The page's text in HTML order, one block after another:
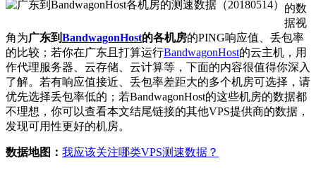
的数
据视
角为广东到BandwagonHost的各机房的PING响应值、丢包率
的比较；若你在广东且打算运行BandwagonHost的云主机，用
作代理服务器、云存储、云计算等，下面的内容很值得你深入
了解。若有响应值接近、丢包率差距大的多个机房可选择，请
优先选择丢包率低的；若BandwagonHost的这些机房的数据都
不理想，你可以查看本文结尾链接的其他VPS提供商的数据，
发现可用性更好的机房。
数据地图： 我应该关注哪类VPS测速数据？